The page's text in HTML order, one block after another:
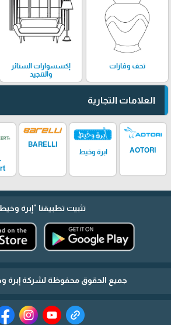
تحف وڤازات
إكسسوارات الستائر
والتنجيد
العلامات التجارية
AOTORI ابرة وخيط
BARELLI
تثبيت تطبيقنا "إبرة
جميع الحقوق محفوظة لشركة إبرة